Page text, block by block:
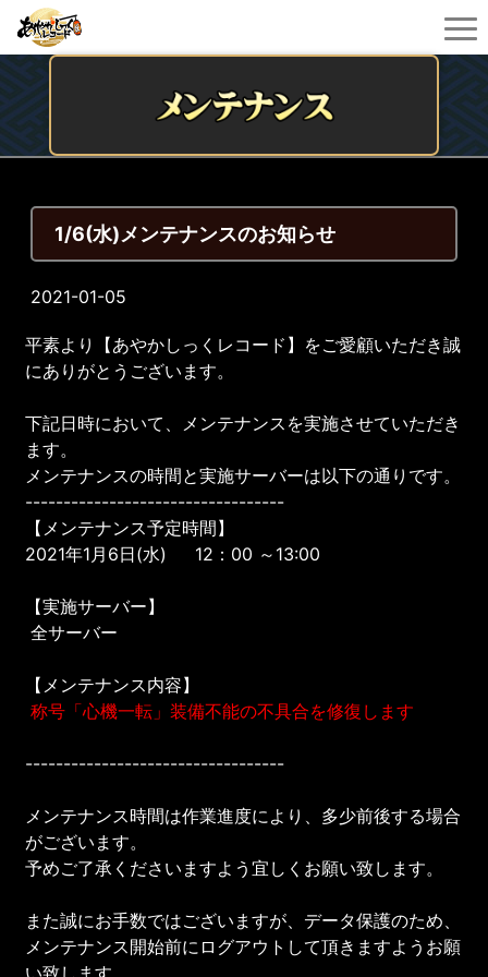
1/6(水)メンテナンスのお知らせ
2021-01-05
平素より【あやかしっくレコード】をご愛顧いただき誠
にありがとうございます。
下記日時において、メンテナンスを実施させていただき
ます。
メンテナンスの時間と実施サーバーは以下の通りです。
----------------------------------
【メンテナンス予定時間】
2021年1月6日(水) 12：00 ～13:00
【実施サーバー】
全サーバー
【メンテナンス内容】
称号「心機一転」装備不能の不具合を修復します
----------------------------------
メンテナンス時間は作業進度により、多少前後する場合
がございます。
予めご了承くださいますよう宜しくお願い致します。
また誠にお手数ではございますが、データ保護のため、
メンテナンス開始前にログアウトして頂きますようお願
い致します。